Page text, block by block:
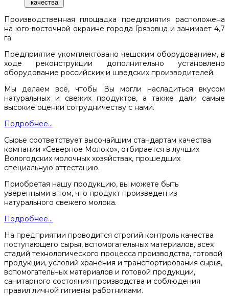
качества
Производственная площадка предприятия расположена
на юго-восточной окраине города Грязовца и занимает 4,7
га.
Предприятие укомплектовано чешским оборудованием, в
ходе реконструкции дополнительно установлено
оборудование российских и шведских производителей.
Мы делаем всё, чтобы Вы могли насладиться вкусом
натуральных и свежих продуктов, а также дали самые
высокие оценки сотрудничеству с нами.
Подробнее...
Сырье соответствует высочайшим стандартам качества
компании «Северное Молоко», отбирается в лучших
Вологодских молочных хозяйствах, прошедших
специальную аттестацию.
Приобретая нашу продукцию, вы можете быть
уверенными в том, что продукт произведен из
натурального свежего молока.
Подробнее...
На предприятии проводится строгий контроль качества
поступающего сырья, вспомогательных материалов, всех
стадий технологического процесса производства, готовой
продукции, условий хранения и транспортирования сырья,
вспомогательных материалов и готовой продукции,
санитарного состояния производства и соблюдения
правил личной гигиены работниками.